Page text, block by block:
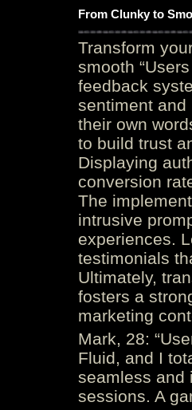
From Clunky to
Transform
smooth
feedback
sentiment and
their own
to build trust
Displaying
conversion
The
intrusive
experiences.
testimonials
Ultimately,
fosters a
marketing
Mark, 28:
Fluid, and I
seamless and
sessions. A